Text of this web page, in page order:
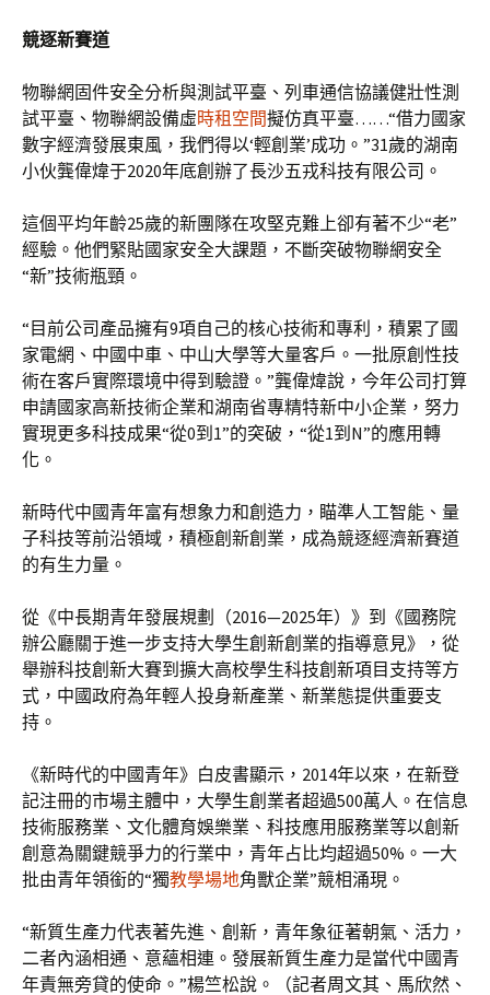
競逐新賽道
物聯網固件安全分析與測試平臺、列車通信協議健壯性測
試平臺、物聯網設備虛時租空間擬仿真平臺……“借力國家
數字經濟發展東風，我們得以‘輕創業’成功。”31歲的湖南
小伙龔偉煒于2020年底創辦了長沙五戎科技有限公司。
這個平均年齡25歲的新團隊在攻堅克難上卻有著不少“老”
經驗。他們緊貼國家安全大課題，不斷突破物聯網安全
“新”技術瓶頸。
“目前公司產品擁有9項自己的核心技術和專利，積累了國
家電網、中國中車、中山大學等大量客戶。一批原創性技
術在客戶實際環境中得到驗證。”龔偉煒說，今年公司打算
申請國家高新技術企業和湖南省專精特新中小企業，努力
實現更多科技成果“從0到1”的突破，“從1到N”的應用轉
化。
新時代中國青年富有想象力和創造力，瞄準人工智能、量
子科技等前沿領域，積極創新創業，成為競逐經濟新賽道
的有生力量。
從《中長期青年發展規劃（2016—2025年）》到《國務院
辦公廳關于進一步支持大學生創新創業的指導意見》，從
舉辦科技創新大賽到擴大高校學生科技創新項目支持等方
式，中國政府為年輕人投身新產業、新業態提供重要支
持。
《新時代的中國青年》白皮書顯示，2014年以來，在新登
記注冊的市場主體中，大學生創業者超過500萬人。在信息
技術服務業、文化體育娛樂業、科技應用服務業等以創新
創意為關鍵競爭力的行業中，青年占比均超過50%。一大
批由青年領銜的“獨教學場地角獸企業”競相涌現。
“新質生產力代表著先進、創新，青年象征著朝氣、活力，
二者內涵相通、意蘊相連。發展新質生產力是當代中國青
年責無旁貸的使命。”楊竺松說。（記者周文其、馬欣然、